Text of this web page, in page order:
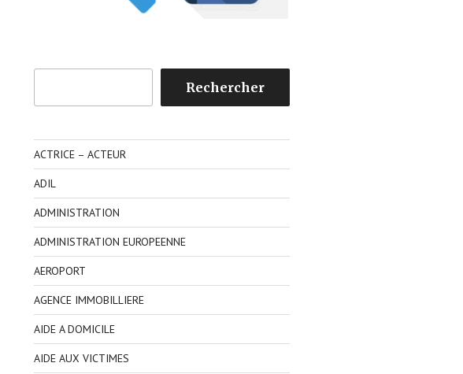
Rechercher
ACTRICE – ACTEUR
ADIL
ADMINISTRATION
ADMINISTRATION EUROPEENNE
AEROPORT
AGENCE IMMOBILLIERE
AIDE A DOMICILE
AIDE AUX VICTIMES